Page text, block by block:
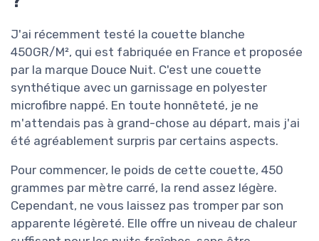
J'ai récemment testé la couette blanche
450GR/M², qui est fabriquée en France et proposée
par la marque Douce Nuit. C'est une couette
synthétique avec un garnissage en polyester
microfibre nappé. En toute honnêteté, je ne
m'attendais pas à grand-chose au départ, mais j'ai
été agréablement surpris par certains aspects.
Pour commencer, le poids de cette couette, 450
grammes par mètre carré, la rend assez légère.
Cependant, ne vous laissez pas tromper par son
apparente légèreté. Elle offre un niveau de chaleur